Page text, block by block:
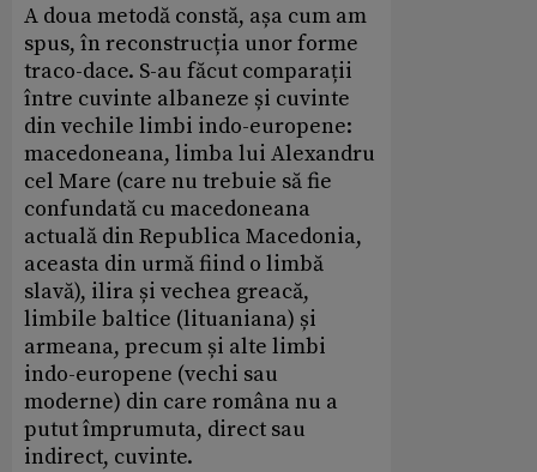
A doua metodă constă, așa cum am
spus, în reconstrucția unor forme
traco-dace. S-au făcut comparații
între cuvinte albaneze și cuvinte
din vechile limbi indo-europene:
macedoneana, limba lui Alexandru
cel Mare (care nu trebuie să fie
confundată cu macedoneana
actuală din Republica Macedonia,
aceasta din urmă fiind o limbă
slavă), ilira și vechea greacă,
limbile baltice (lituaniana) și
armeana, precum și alte limbi
indo-europene (vechi sau
moderne) din care româna nu a
putut împrumuta, direct sau
indirect, cuvinte.